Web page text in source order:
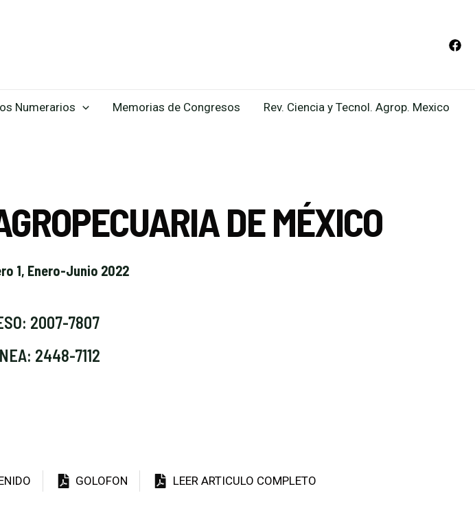
Numerarios Memorias de Congresos Rev. Ciencia y Tecnol. Agrop. Mexico
DE MÉXICO
1, Enero-Junio 2022
2007-7807
2448-7112
GOLOFON LEER ARTICULO COMPLETO